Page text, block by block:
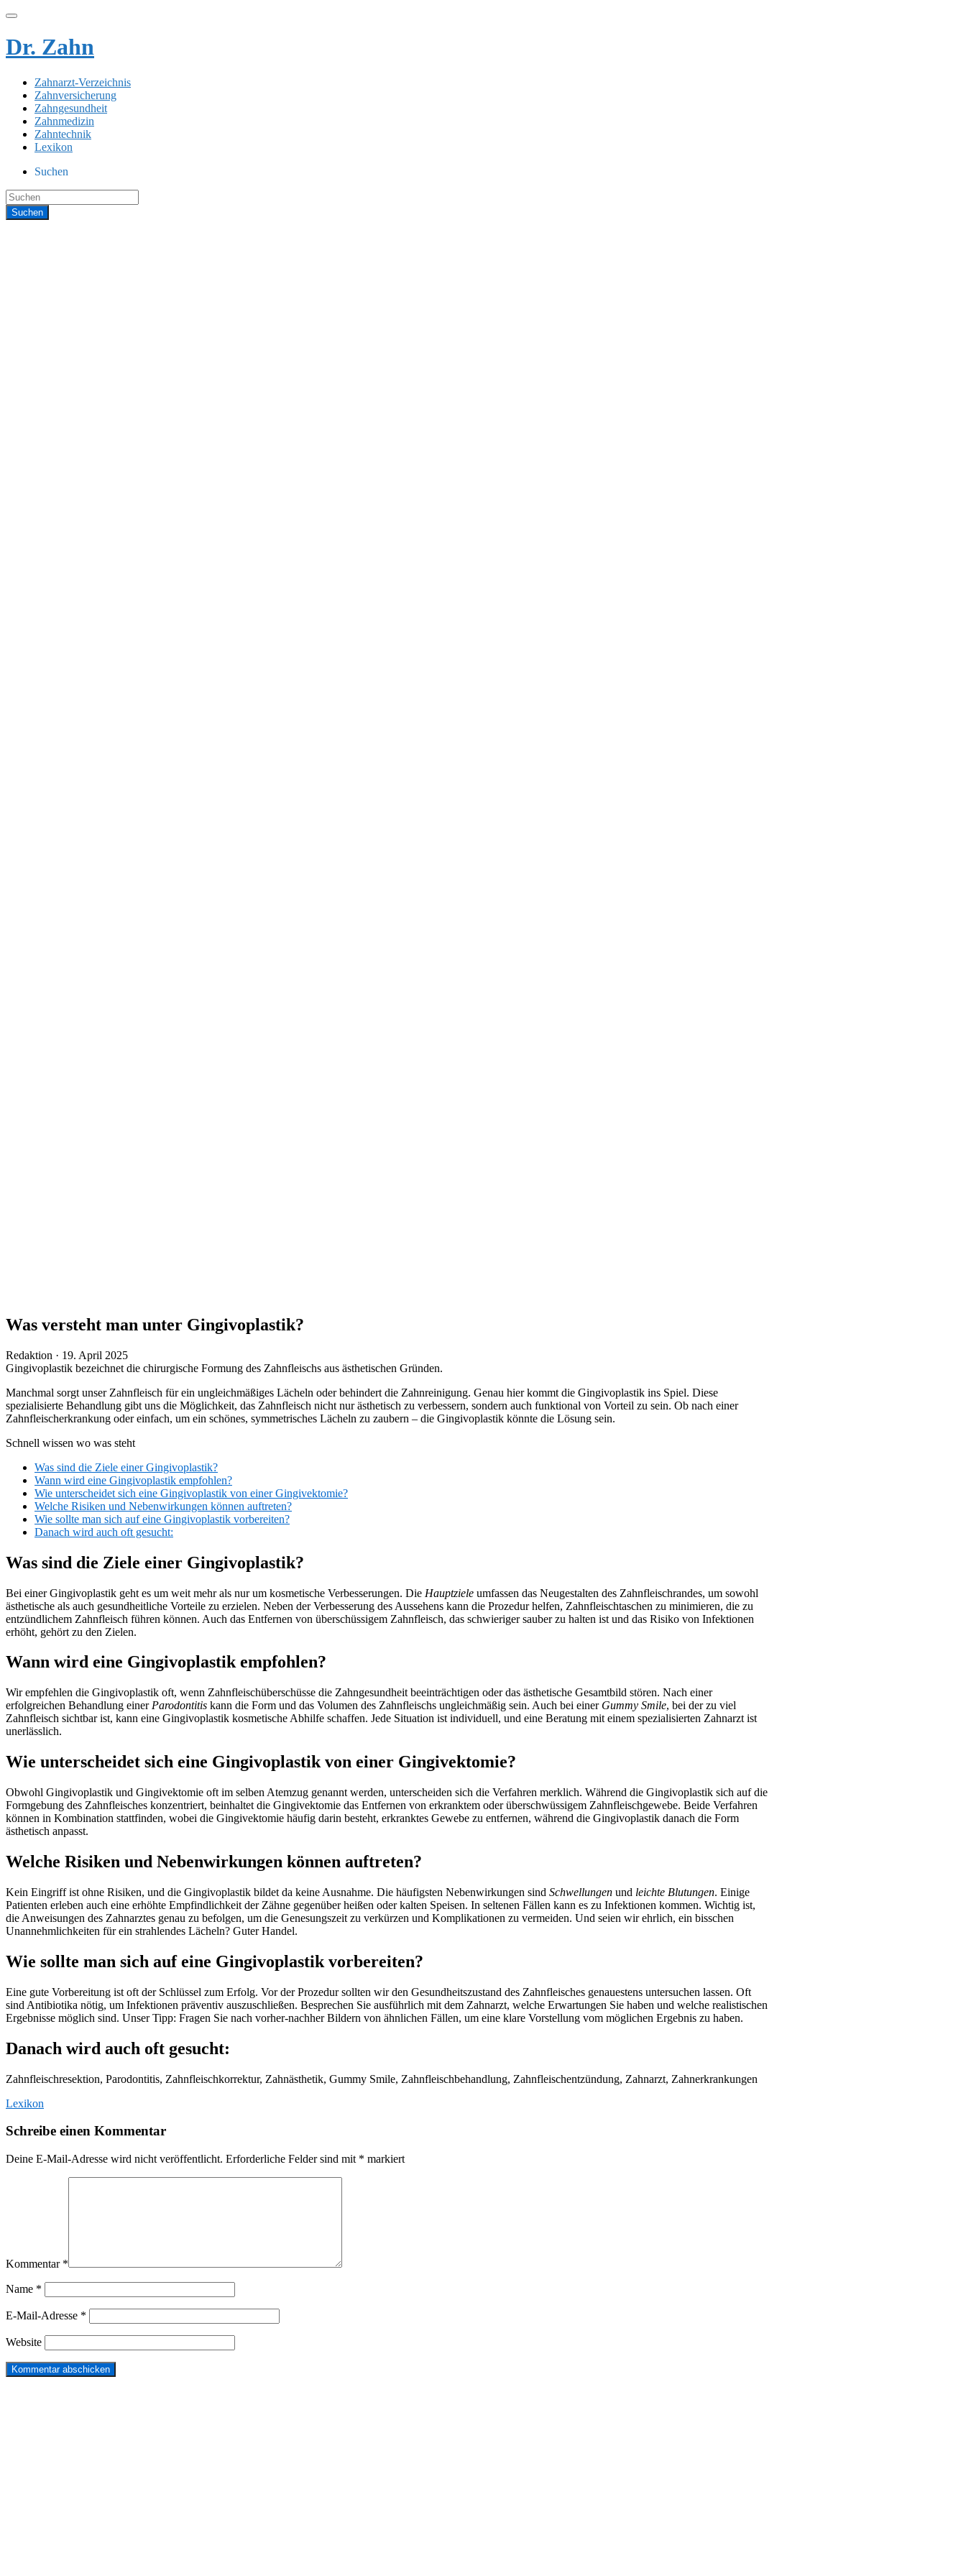
Dr. Zahn
Zahnarzt-Verzeichnis
Zahnversicherung
Zahngesundheit
Zahnmedizin
Zahntechnik
Lexikon
Suchen
Was versteht man unter Gingivoplastik?
Redaktion · Veröffentlicht
am
19. April 2025
Gingivoplastik bezeichnet die chirurgische Formung des Zahnfleischs aus ästhetischen Gründen.
Manchmal sorgt unser Zahnfleisch für ein ungleichmäßiges Lächeln oder behindert die Zahnreinigung. Genau hier kommt die Gingivoplastik ins Spiel. Diese
spezialisierte Behandlung gibt uns die Möglichkeit, das Zahnfleisch nicht nur ästhetisch zu verbessern, sondern auch funktional von Vorteil zu sein. Ob nach einer
Zahnfleischerkrankung oder einfach, um ein schönes, symmetrisches Lächeln zu zaubern – die Gingivoplastik könnte die Lösung sein.
Schnell wissen wo was steht
Was sind die Ziele einer Gingivoplastik?
Wann wird eine Gingivoplastik empfohlen?
Wie unterscheidet sich eine Gingivoplastik von einer Gingivektomie?
Welche Risiken und Nebenwirkungen können auftreten?
Wie sollte man sich auf eine Gingivoplastik vorbereiten?
Danach wird auch oft gesucht:
Was sind die Ziele einer Gingivoplastik?
Bei einer Gingivoplastik geht es um weit mehr als nur um kosmetische Verbesserungen. Die Hauptziele umfassen das Neugestalten des Zahnfleischrandes, um sowohl
ästhetische als auch gesundheitliche Vorteile zu erzielen. Neben der Verbesserung des Aussehens kann die Prozedur helfen, Zahnfleischtaschen zu minimieren, die zu
entzündlichem Zahnfleisch führen können. Auch das Entfernen von überschüssigem Zahnfleisch, das schwieriger sauber zu halten ist und das Risiko von Infektionen
erhöht, gehört zu den Zielen.
Wann wird eine Gingivoplastik empfohlen?
Wir empfehlen die Gingivoplastik oft, wenn Zahnfleischüberschüsse die Zahngesundheit beeinträchtigen oder das ästhetische Gesamtbild stören. Nach einer
erfolgreichen Behandlung einer Parodontitis kann die Form und das Volumen des Zahnfleischs ungleichmäßig sein. Auch bei einer Gummy Smile, bei der zu viel
Zahnfleisch sichtbar ist, kann eine Gingivoplastik kosmetische Abhilfe schaffen. Jede Situation ist individuell, und eine Beratung mit einem spezialisierten Zahnarzt ist
unerlässlich.
Wie unterscheidet sich eine Gingivoplastik von einer Gingivektomie?
Obwohl Gingivoplastik und Gingivektomie oft im selben Atemzug genannt werden, unterscheiden sich die Verfahren merklich. Während die Gingivoplastik sich auf die
Formgebung des Zahnfleisches konzentriert, beinhaltet die Gingivektomie das Entfernen von erkranktem oder überschwüssigem Zahnfleischgewebe. Beide Verfahren
können in Kombination stattfinden, wobei die Gingivektomie häufig darin besteht, erkranktes Gewebe zu entfernen, während die Gingivoplastik danach die Form
ästhetisch anpasst.
Welche Risiken und Nebenwirkungen können auftreten?
Kein Eingriff ist ohne Risiken, und die Gingivoplastik bildet da keine Ausnahme. Die häufigsten Nebenwirkungen sind Schwellungen und leichte Blutungen. Einige
Patienten erleben auch eine erhöhte Empfindlichkeit der Zähne gegenüber heißen oder kalten Speisen. In seltenen Fällen kann es zu Infektionen kommen. Wichtig ist,
die Anweisungen des Zahnarztes genau zu befolgen, um die Genesungszeit zu verkürzen und Komplikationen zu vermeiden. Und seien wir ehrlich, ein bisschen
Unannehmlichkeiten für ein strahlendes Lächeln? Guter Handel.
Wie sollte man sich auf eine Gingivoplastik vorbereiten?
Eine gute Vorbereitung ist oft der Schlüssel zum Erfolg. Vor der Prozedur sollten wir den Gesundheitszustand des Zahnfleisches genauestens untersuchen lassen. Oft
sind Antibiotika nötig, um Infektionen präventiv auszuschließen. Besprechen Sie ausführlich mit dem Zahnarzt, welche Erwartungen Sie haben und welche realistischen
Ergebnisse möglich sind. Unser Tipp: Fragen Sie nach vorher-nachher Bildern von ähnlichen Fällen, um eine klare Vorstellung vom möglichen Ergebnis zu haben.
Danach wird auch oft gesucht:
Zahnfleischresektion, Parodontitis, Zahnfleischkorrektur, Zahnästhetik, Gummy Smile, Zahnfleischbehandlung, Zahnfleischentzündung, Zahnarzt, Zahnerkrankungen
Lexikon
Schreibe einen Kommentar
Deine E-Mail-Adresse wird nicht veröffentlicht. Erforderliche Felder sind mit * markiert
Kommentar *
Name *
E-Mail-Adresse *
Website